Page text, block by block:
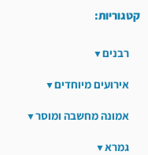
קטגוריות:
רבנים
אירועים מיוחדים
אמונה מחשבה ומוסר
גמרא